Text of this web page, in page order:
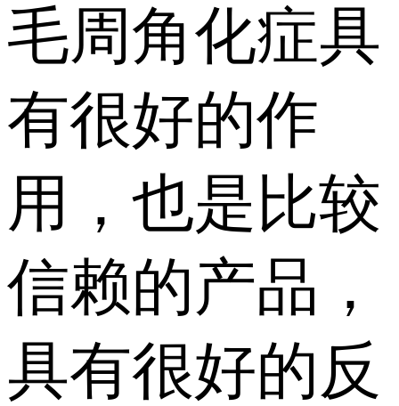
毛周角化症具
有很好的作
用，也是比较
信赖的产品，
具有很好的反